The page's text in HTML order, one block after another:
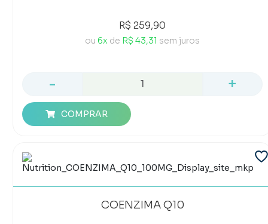
R$ 259,90
ou 6x de R$ 43,31 sem juros
- +
COMPRAR
COENZIMA Q10